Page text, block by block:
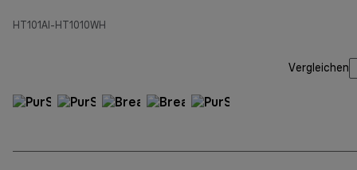
HT101AI-HT1010WH
Vergleichen